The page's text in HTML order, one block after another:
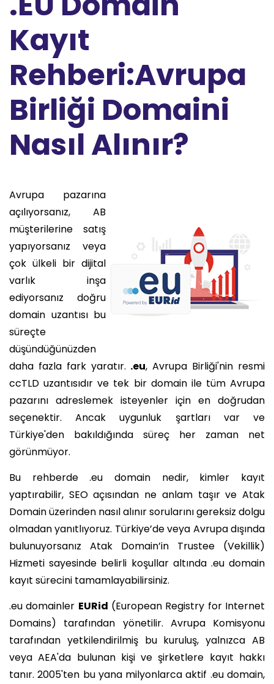
Kayıt
Rehberi:Avrupa
Birliği Domaini
Nasıl Alınır?
Avrupa pazarına
açılıyorsanız, AB
müşterilerine satış
yapıyorsanız veya
çok ülkeli bir dijital
varlık inşa
ediyorsanız doğru
domain uzantısı bu
süreçte
düşündüğünüzden
daha fazla fark yaratır. .eu, Avrupa Birliği'nin resmi
ccTLD uzantısıdır ve tek bir domain ile tüm Avrupa
pazarını adreslemek isteyenler için en doğrudan
seçenektir. Ancak uygunluk şartları var ve
Türkiye'den bakıldığında süreç her zaman net
görünmüyor.
Bu rehberde .eu domain nedir, kimler kayıt
yaptırabilir, SEO açısından ne anlam taşır ve Atak
Domain üzerinden nasıl alınır sorularını gereksiz dolgu
olmadan yanıtlıyoruz. Türkiye’de veya Avrupa dışında
bulunuyorsanız Atak Domain’in Trustee (Vekillik)
Hizmeti sayesinde belirli koşullar altında .eu domain
kayıt sürecini tamamlayabilirsiniz.
.eu domainler EURid (European Registry for Internet
Domains) tarafından yönetilir. Avrupa Komisyonu
tarafından yetkilendirilmiş bu kuruluş, yalnızca AB
veya AEA'da bulunan kişi ve şirketlere kayıt hakkı
tanır. 2005'ten bu yana milyonlarca aktif .eu domain,